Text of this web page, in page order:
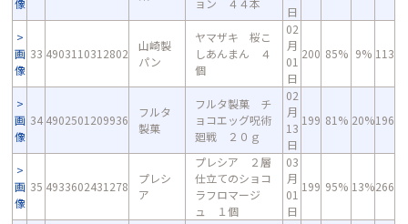
像
ョン ４４本
日
画
像
33 4903110312802
山崎製
パン
ヤマザキ 桜こ
しあんまん ４
個
02
月
01
日
200 85% 9% 113
画
像
34 4902501209936
フルタ
製菓
フルタ製菓 チ
ョコエッグ呪術
廻戦 ２０ｇ
02
月
13
日
199 81% 20%196
画
像
35 4933602431278
プレシ
ア
プレシア ２層
仕立てのショコ
ラフロマージ
ュ １個
03
月
01
日
199 95% 13%266